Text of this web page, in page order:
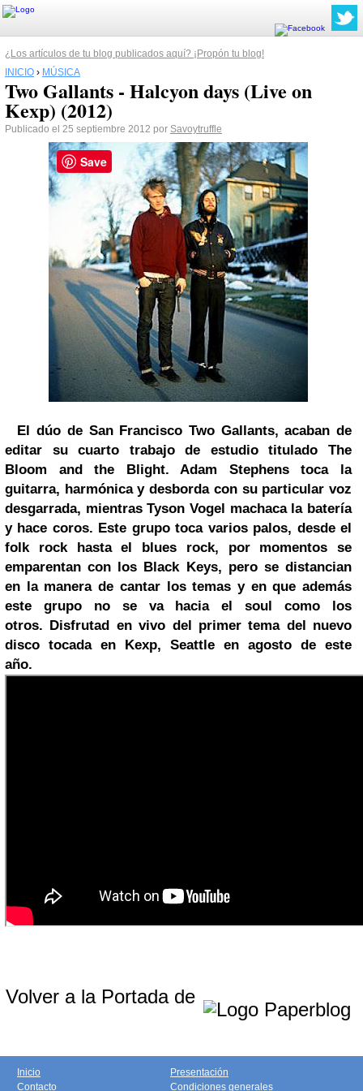
¿Los artículos de tu blog publicados aquí? ¡Propón tu blog!
INICIO › MÚSICA
Two Gallants - Halcyon days (Live on
Kexp) (2012)
Publicado el 25 septiembre 2012 por Savoytruffle
El dúo de San Francisco Two Gallants, acaban de
editar su cuarto trabajo de estudio titulado The
Bloom and the Blight. Adam Stephens toca la
guitarra, harmónica y desborda con su particular voz
desgarrada, mientras Tyson Vogel machaca la batería
y hace coros. Este grupo toca varios palos, desde el
folk rock hasta el blues rock, por momentos se
emparentan con los Black Keys, pero se distancian
en la manera de cantar los temas y en que además
este grupo no se va hacia el soul como los
otros. Disfrutad en vivo del primer tema del nuevo
disco tocada en Kexp, Seattle en agosto de este
año.
Volver a la Portada de
Inicio
Contacto
Presentación
Condiciones generales
Save